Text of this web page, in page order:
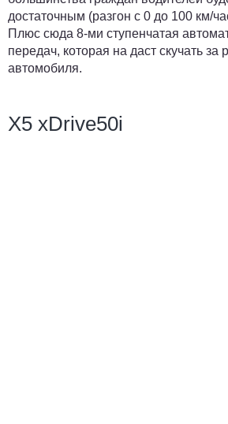
достаточным (разгон с 0 до 100 км/
Плюс сюда 8-ми ступенчатая
передач, которая на даст скучать за
автомобиля.
X5 xDrive50i